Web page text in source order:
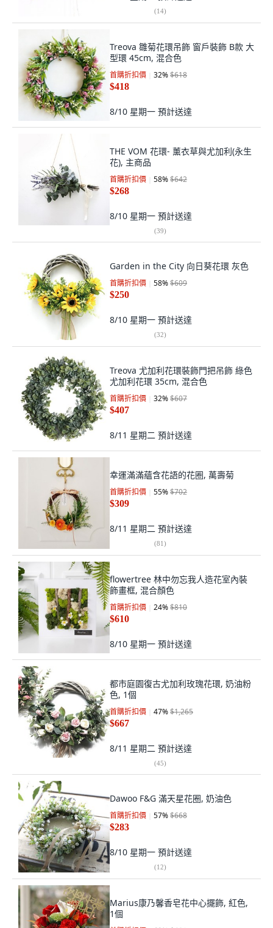
(14)
Treova 雛菊花環吊飾 窗戶裝飾 B款 大
型環 45cm, 混合色
首購折扣價 32%$618
$418
8/10 星期一 預計送達
THE VOM 花環- 薰衣草與尤加利(永生
花), 主商品
首購折扣價 58%$642
$268
8/10 星期一 預計送達
(39)
Garden in the City 向日葵花環 灰色
首購折扣價 58%$609
$250
8/10 星期一 預計送達
(32)
Treova 尤加利花環裝飾門把吊飾 綠色
尤加利花環 35cm, 混合色
首購折扣價 32%$607
$407
8/11 星期二 預計送達
幸運滿滿蘊含花語的花圈, 萬壽菊
首購折扣價 55%$702
$309
8/11 星期二 預計送達
(81)
flowertree 林中勿忘我人造花室內裝
飾畫框, 混合顏色
首購折扣價 24%$810
$610
8/10 星期一 預計送達
都市庭園復古尤加利玫瑰花環, 奶油粉
色, 1個
首購折扣價 47%$1,265
$667
8/11 星期二 預計送達
(45)
Dawoo F&G 滿天星花圈, 奶油色
首購折扣價 57%$668
$283
8/10 星期一 預計送達
(12)
Marius康乃馨香皂花中心擺飾, 紅色,
1個